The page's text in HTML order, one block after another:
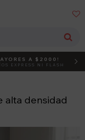

CÓDIGO
A $2000!
EXPRESS NI FLASH
alta densidad